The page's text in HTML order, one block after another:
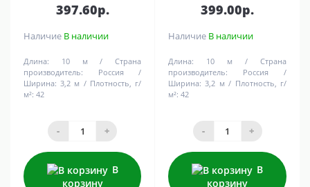
397.60р.
Наличие В наличии
Длина: 10 м
Страна
производитель:
Россия
Ширина: 3,2 м
Плотность, г/
м²: 42
- +
В
корзину
399.00р.
Наличие В наличии
Длина: 10 м
Страна
производитель:
Россия
Ширина: 3,2 м
Плотность, г/
м²: 42
- +
В
корзину